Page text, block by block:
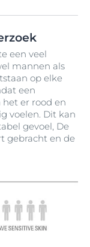
een veel
mannen als
op elke
een
het er rood en
voelen. Dit kan
gevoel, De
gebracht en de